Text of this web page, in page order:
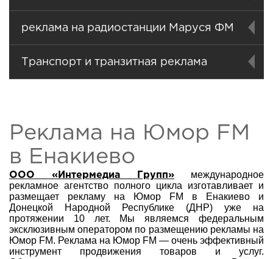
реклама на радиостанции Маруся ФМ
Транспорт и транзитная реклама
Реклама на Юмор FM
в Енакиево
ООО «Интермедиа Групп» международное
рекламное агентство полного цикла изготавливает и
размещает рекламу на Юмор FM в Енакиево и
Донецкой Народной Республике (ДНР) уже на
протяжении 10 лет. Мы являемся федеральным
эксклюзивным оператором по размещению рекламы на
Юмор FM. Реклама на Юмор FM — очень эффективный
инструмент продвижения товаров и услуг.